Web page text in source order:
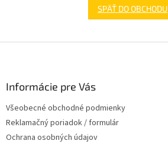
SPÄŤ DO OBCHODU
Informácie pre Vás
Všeobecné obchodné podmienky
Reklamačný poriadok / formulár
Ochrana osobných údajov